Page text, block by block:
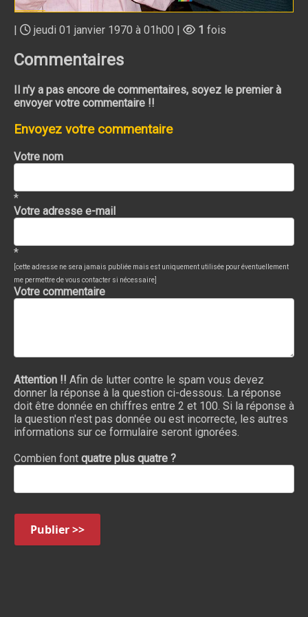
| jeudi 01 janvier 1970 à 01h00 | 1 fois
Commentaires
Il n'y a pas encore de commentaires, soyez le premier à
envoyer votre commentaire !!
Envoyez votre commentaire
Votre nom
*
Votre adresse e-mail
*
[cette adresse ne sera jamais publiée mais est uniquement utilisée pour éventuellement
me permettre de vous contacter si nécessaire]
Votre commentaire
Attention !! Afin de lutter contre le spam vous devez
donner la réponse à la question ci-dessous. La réponse
doit être donnée en chiffres entre 2 et 100. Si la réponse à
la question n'est pas donnée ou est incorrecte, les autres
informations sur ce formulaire seront ignorées.
Combien font quatre plus quatre ?
Publier >>